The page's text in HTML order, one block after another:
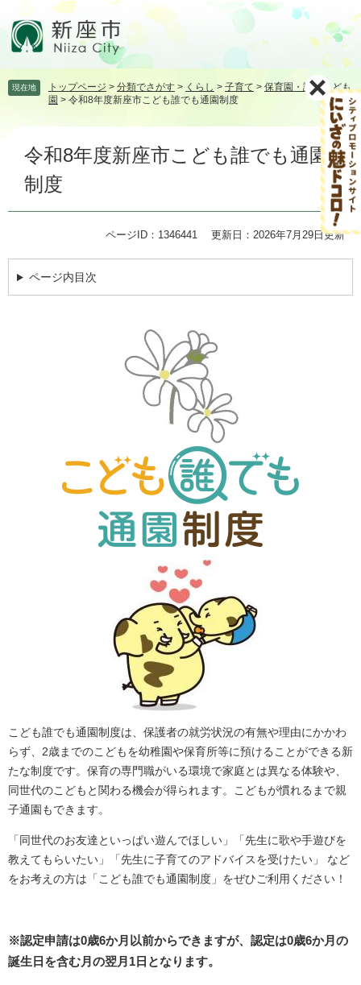
頭飛 現在地 トップページ > 分類でさがす > くらし > 子育て > 保育園・認定こども
園 > 令和8年度新座市こども誰でも通園制度
令和8年度新座市こども誰でも通園
制度
ページID：1346441 更新日：2026年7月29日更新
ページ内目次
こども誰でも通園制度は、保護者の就労状況の有無や理由にかかわ
らず、2歳までのこどもを幼稚園や保育所等に預けることができる新
たな制度です。保育の専門職がいる環境で家庭とは異なる体験や、
同世代のこどもと関わる機会が得られます。こどもが慣れるまで親
子通園もできます。
「同世代のお友達といっぱい遊んでほしい」「先生に歌や手遊びを
教えてもらいたい」「先生に子育てのアドバイスを受けたい」 など
をお考えの方は「こども誰でも通園制度」をぜひご利用ください！
※認定申請は0歳6か月以前からできますが、認定は0歳6か月の
誕生日を含む月の翌月1日となります。